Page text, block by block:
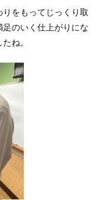
をもってじっくり取
のいく仕上がりにな
ね。